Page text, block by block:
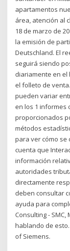
apartamentos
área, atención al
18 de marzo de
la emisión de
Deutschland. El
seguirá siendo
diariamente en
el folleto de
pueden variar
en los 1 informes
proporcionados
métodos
para ver cómo se
cuenta que
información
autoridades
directamente
deben consultar
ayuda para
Consulting - SMC,
hablando de
of Siemens.